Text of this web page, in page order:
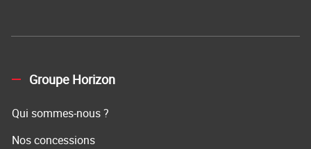
Groupe Horizon
Qui sommes-nous ?
Nos concessions